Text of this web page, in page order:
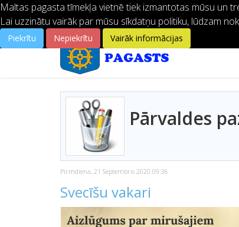
Pārvaldes
Pirmdiena, 21 Septembris 2020 09:36
Svecīšu vakari
Maltas pagasta tīmekļa vietnē tiek izmantotas mūsu un
Lai uzzinātu vairāk par mūsu sīkdatņu politiku, lūdzam
Piekrītu Nepiekrītu Vairāk informācijas